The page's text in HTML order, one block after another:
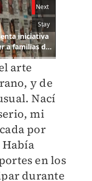
arte
y de
Nací
mi
por
en los
durante